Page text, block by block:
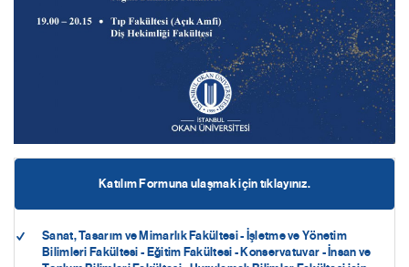
Katılım Formuna ulaşmak için tıklayınız.
Sanat, Tasarım ve Mimarlık Fakültesi - İşletme ve Yönetim
Bilimleri Fakültesi - Eğitim Fakültesi - Konservatuvar - İnsan ve